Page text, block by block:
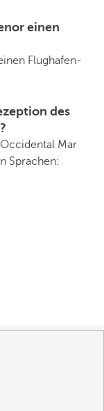
einen
Flughafen-
des
Mar
Sprachen: